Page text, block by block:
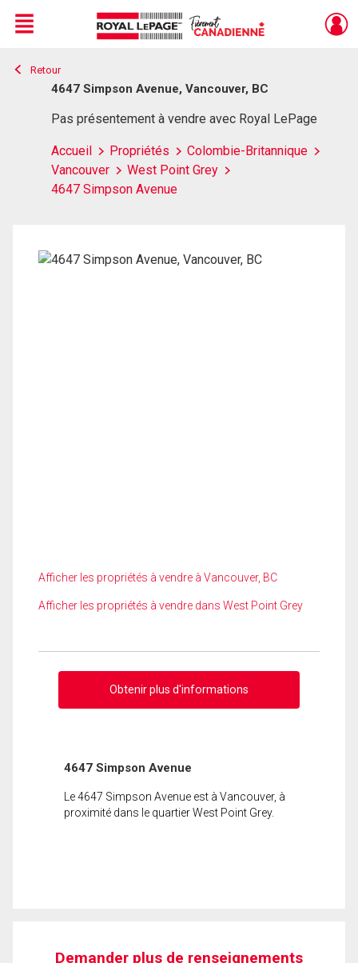
Live
En Direct
Menu
Retour
4647 Simpson Avenue, Vancouver, BC
Pas présentement à vendre avec Royal LePage
Accueil Propriétés
Colombie-Britannique
Vancouver
West Point Grey
4647 Simpson Avenue
Afficher les propriétés à vendre à Vancouver, BC
Afficher les propriétés à vendre dans West Point Grey
Obtenir plus d'informations
4647 Simpson Avenue
Le 4647 Simpson Avenue est à Vancouver, à
proximité dans le quartier West Point Grey.
Demander plus de renseignements